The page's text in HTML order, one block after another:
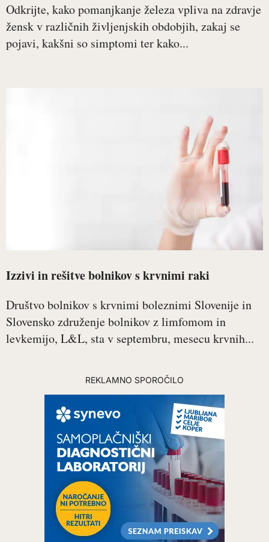
Odkrijte, kako pomanjkanje železa vpliva na zdravje
žensk v različnih življenjskih obdobjih, zakaj se
pojavi, kakšni so simptomi ter kako...
Izzivi in rešitve bolnikov s krvnimi raki
Društvo bolnikov s krvnimi boleznimi Slovenije in
Slovensko združenje bolnikov z limfomom in
levkemijo, L&L, sta v septembru, mesecu krvnih...
REKLAMNO SPOROČILO